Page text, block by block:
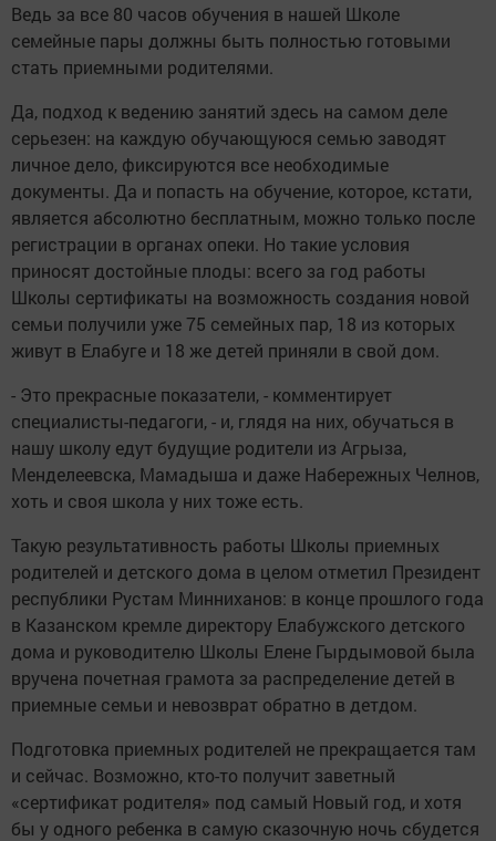
Ведь за все 80 часов обучения в нашей Школе
семейные пары должны быть полностью готовыми
стать приемными родителями.
Да, подход к ведению занятий здесь на самом деле
серьезен: на каждую обучающуюся семью заводят
личное дело, фиксируются все необходимые
документы. Да и попасть на обучение, которое, кстати,
является абсолютно бесплатным, можно только после
регистрации в органах опеки. Но такие условия
приносят достойные плоды: всего за год работы
Школы сертификаты на возможность создания новой
семьи получили уже 75 семейных пар, 18 из которых
живут в Елабуге и 18 же детей приняли в свой дом.
- Это прекрасные показатели, - комментирует
специалисты-педагоги, - и, глядя на них, обучаться в
нашу школу едут будущие родители из Агрыза,
Менделеевска, Мамадыша и даже Набережных Челнов,
хоть и своя школа у них тоже есть.
Такую результативность работы Школы приемных
родителей и детского дома в целом отметил Президент
республики Рустам Минниханов: в конце прошлого года
в Казанском кремле директору Елабужского детского
дома и руководителю Школы Елене Гырдымовой была
вручена почетная грамота за распределение детей в
приемные семьи и невозврат обратно в детдом.
Подготовка приемных родителей не прекращается там
и сейчас. Возможно, кто-то получит заветный
«сертификат родителя» под самый Новый год, и хотя
бы у одного ребенка в самую сказочную ночь сбудется